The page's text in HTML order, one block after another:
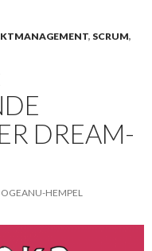
, SCRUM,
DREAM-
HEMPEL